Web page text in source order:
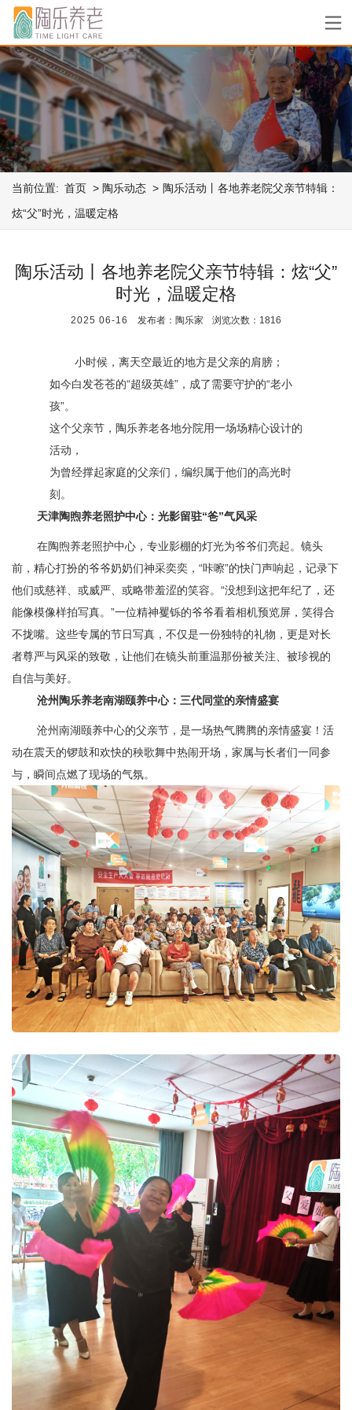
当前位置: 首页 陶乐动态 陶乐活动丨各地养老院父亲节特辑：
炫“父”时光，温暖定格
陶乐活动丨各地养老院父亲节特辑：炫“父”
时光，温暖定格
2025 06-16 发布者：陶乐家 浏览次数：1816
小时候，离天空最近的地方是父亲的肩膀；
如今白发苍苍的“超级英雄”，成了需要守护的“老小
孩”。
这个父亲节，陶乐养老各地分院用一场场精心设计的
活动，
为曾经撑起家庭的父亲们，编织属于他们的高光时
刻。
天津陶煦养老照护中心：光影留驻“爸”气风采
在陶煦养老照护中心，专业影棚的灯光为爷爷们亮起。镜头
前， 精心打扮的爷爷奶奶们神采奕奕， “咔嚓”的快门声响起，记录下
他们或慈祥、或威严、或略带羞涩的笑容。 “没想到这把年纪了，还
能像模像样拍写真。”一位精神矍铄的爷爷看着相机预览屏，笑得合
不拢嘴。这些专属的节日写真，不仅是一份独特的礼物，更是对长
者尊严与风采的致敬，让他们在镜头前重温那份被关注、被珍视的
自信与美好。
沧州 陶乐养老南湖 颐养中心：三代同堂的亲情盛宴
沧州南湖颐养中心的父亲节，是一场热气腾腾的亲情盛宴！活
动在震天的锣鼓和欢快的秧歌舞中热闹开场，家属与长者们一同参
与，瞬间点燃了现场的气氛。